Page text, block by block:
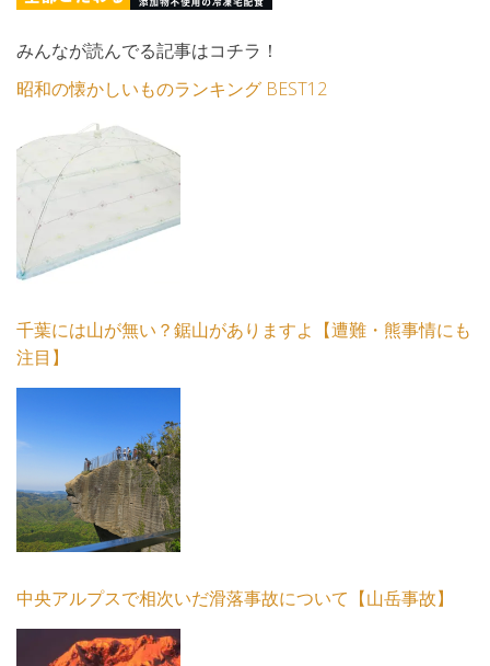
みんなが読んでる記事はコチラ！
昭和の懐かしいものランキング BEST12
千葉には山が無い？鋸山がありますよ【遭難・熊事情にも
注目】
中央アルプスで相次いだ滑落事故について【山岳事故】